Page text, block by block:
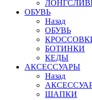
ОБУВЬ
Назад
ОБУВЬ
БОТИНКИ
КЕДЫ
АКСЕССУАРЫ
Назад
ШАПКИ